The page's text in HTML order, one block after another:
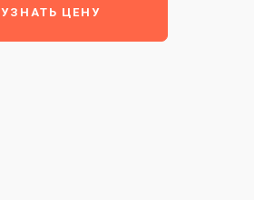
УЗНАТЬ ЦЕНУ